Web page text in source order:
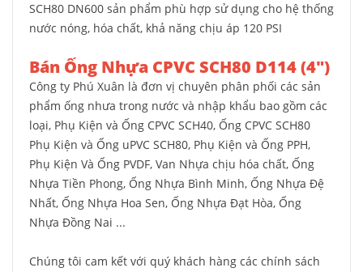
SCH80 DN600 sản phẩm phù hợp sử dụng cho hệ thống
nước nóng, hóa chất, khả năng chịu áp 120 PSI
Bán Ống Nhựa CPVC SCH80 D114 (4")
Công ty Phú Xuân là đơn vị chuyên phân phối các sản
phẩm ống nhưa trong nước và nhập khẩu bao gồm các
loại, Phụ Kiện và Ống CPVC SCH40, Ống CPVC SCH80
Phụ Kiện và Ống uPVC SCH80, Phụ Kiện và Ống PPH,
Phụ Kiện Và Ống PVDF, Van Nhựa chịu hóa chất, Ống
Nhựa Tiền Phong, Ống Nhựa Bình Minh, Ống Nhựa Đệ
Nhất, Ống Nhựa Hoa Sen, Ống Nhựa Đạt Hòa, Ống
Nhựa Đồng Nai ...
Chúng tôi cam kết với quý khách hàng các chính sách